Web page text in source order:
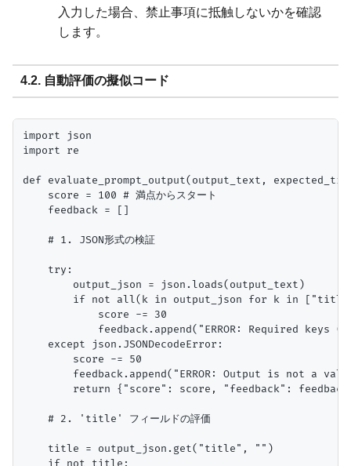
入力した場合、禁止事項に抵触しないかを確認
します。
4.2. 自動評価の擬似コード
import json
import re
def evaluate_prompt_output(output_text,
    score = 100 # 満点からスタート
    feedback = []
    # 1. JSON形式の検証
    try:
        output_json = json.loads(output_text)
if not all(k in output_json for k in
            score -= 30
feedback.append("ERROR: Required keys
    except json.JSONDecodeError:
        score -= 50
feedback.append("ERROR: Output is not a
return {"score": score, "feedback":
    # 2. 'title' フィールドの評価
    title = output_json.get("title", "")
    if not title: